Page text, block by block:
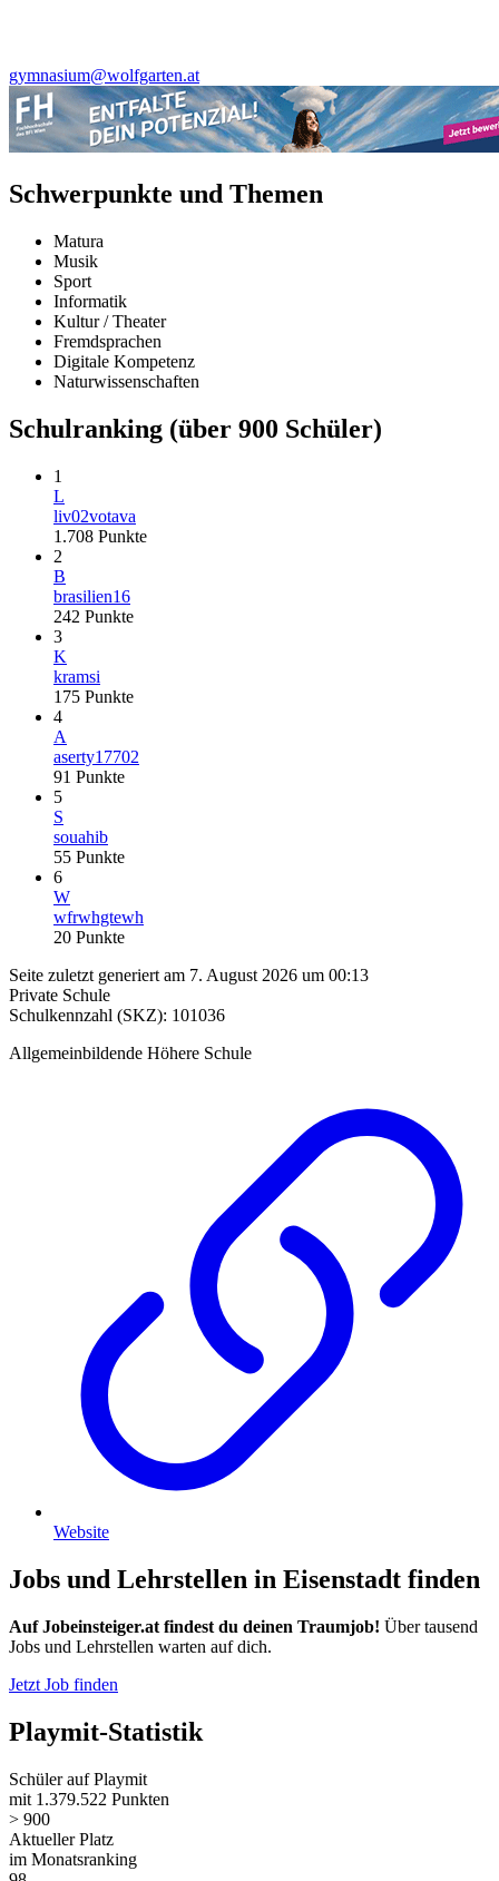
gymnasium@wolfgarten.at
Schwerpunkte und Themen
Matura
Musik
Sport
Informatik
Kultur / Theater
Fremdsprachen
Digitale Kompetenz
Naturwissenschaften
Schulranking (über 900 Schüler)
1
L
liv02votava
1.708 Punkte
2
B
brasilien16
242 Punkte
3
K
kramsi
175 Punkte
4
A
aserty17702
91 Punkte
5
S
souahib
55 Punkte
6
W
wfrwhgtewh
20 Punkte
Seite zuletzt generiert am 7. August 2026 um 00:13
Private Schule
Schulkennzahl (SKZ): 101036
Allgemeinbildende Höhere Schule
Website
Jobs und Lehrstellen in Eisenstadt finden
Auf Jobeinsteiger.at findest du deinen Traumjob! Über tausend
Jobs und Lehrstellen warten auf dich.
Jetzt Job finden
Playmit-Statistik
Schüler auf Playmit
mit 1.379.522 Punkten
> 900
Aktueller Platz
im Monatsranking